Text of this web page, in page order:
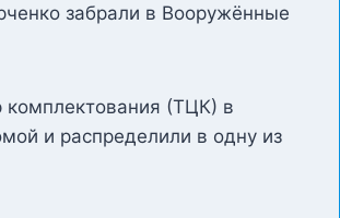
забрали в Вооружённые
комплектования (ТЦК) в
и распределили в одну из